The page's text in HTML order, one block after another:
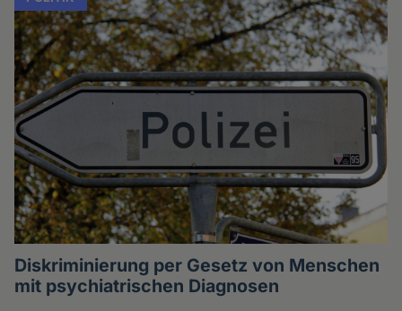
Diskriminierung per Gesetz von Menschen
mit psychiatrischen Diagnosen